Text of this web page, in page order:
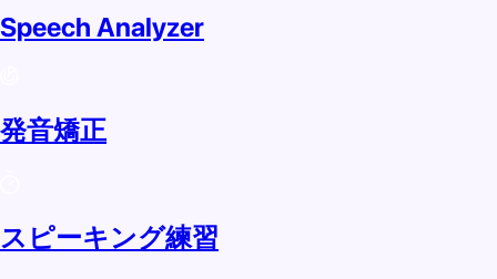
Speech Analyzer
発音矯正
スピーキング練習